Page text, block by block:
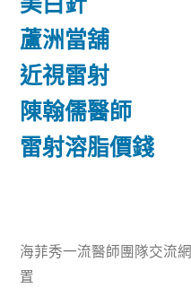
蘆洲當舖
近視雷射
陳翰儒醫師
雷射溶脂價錢
海菲秀一流醫師團隊交流網
置